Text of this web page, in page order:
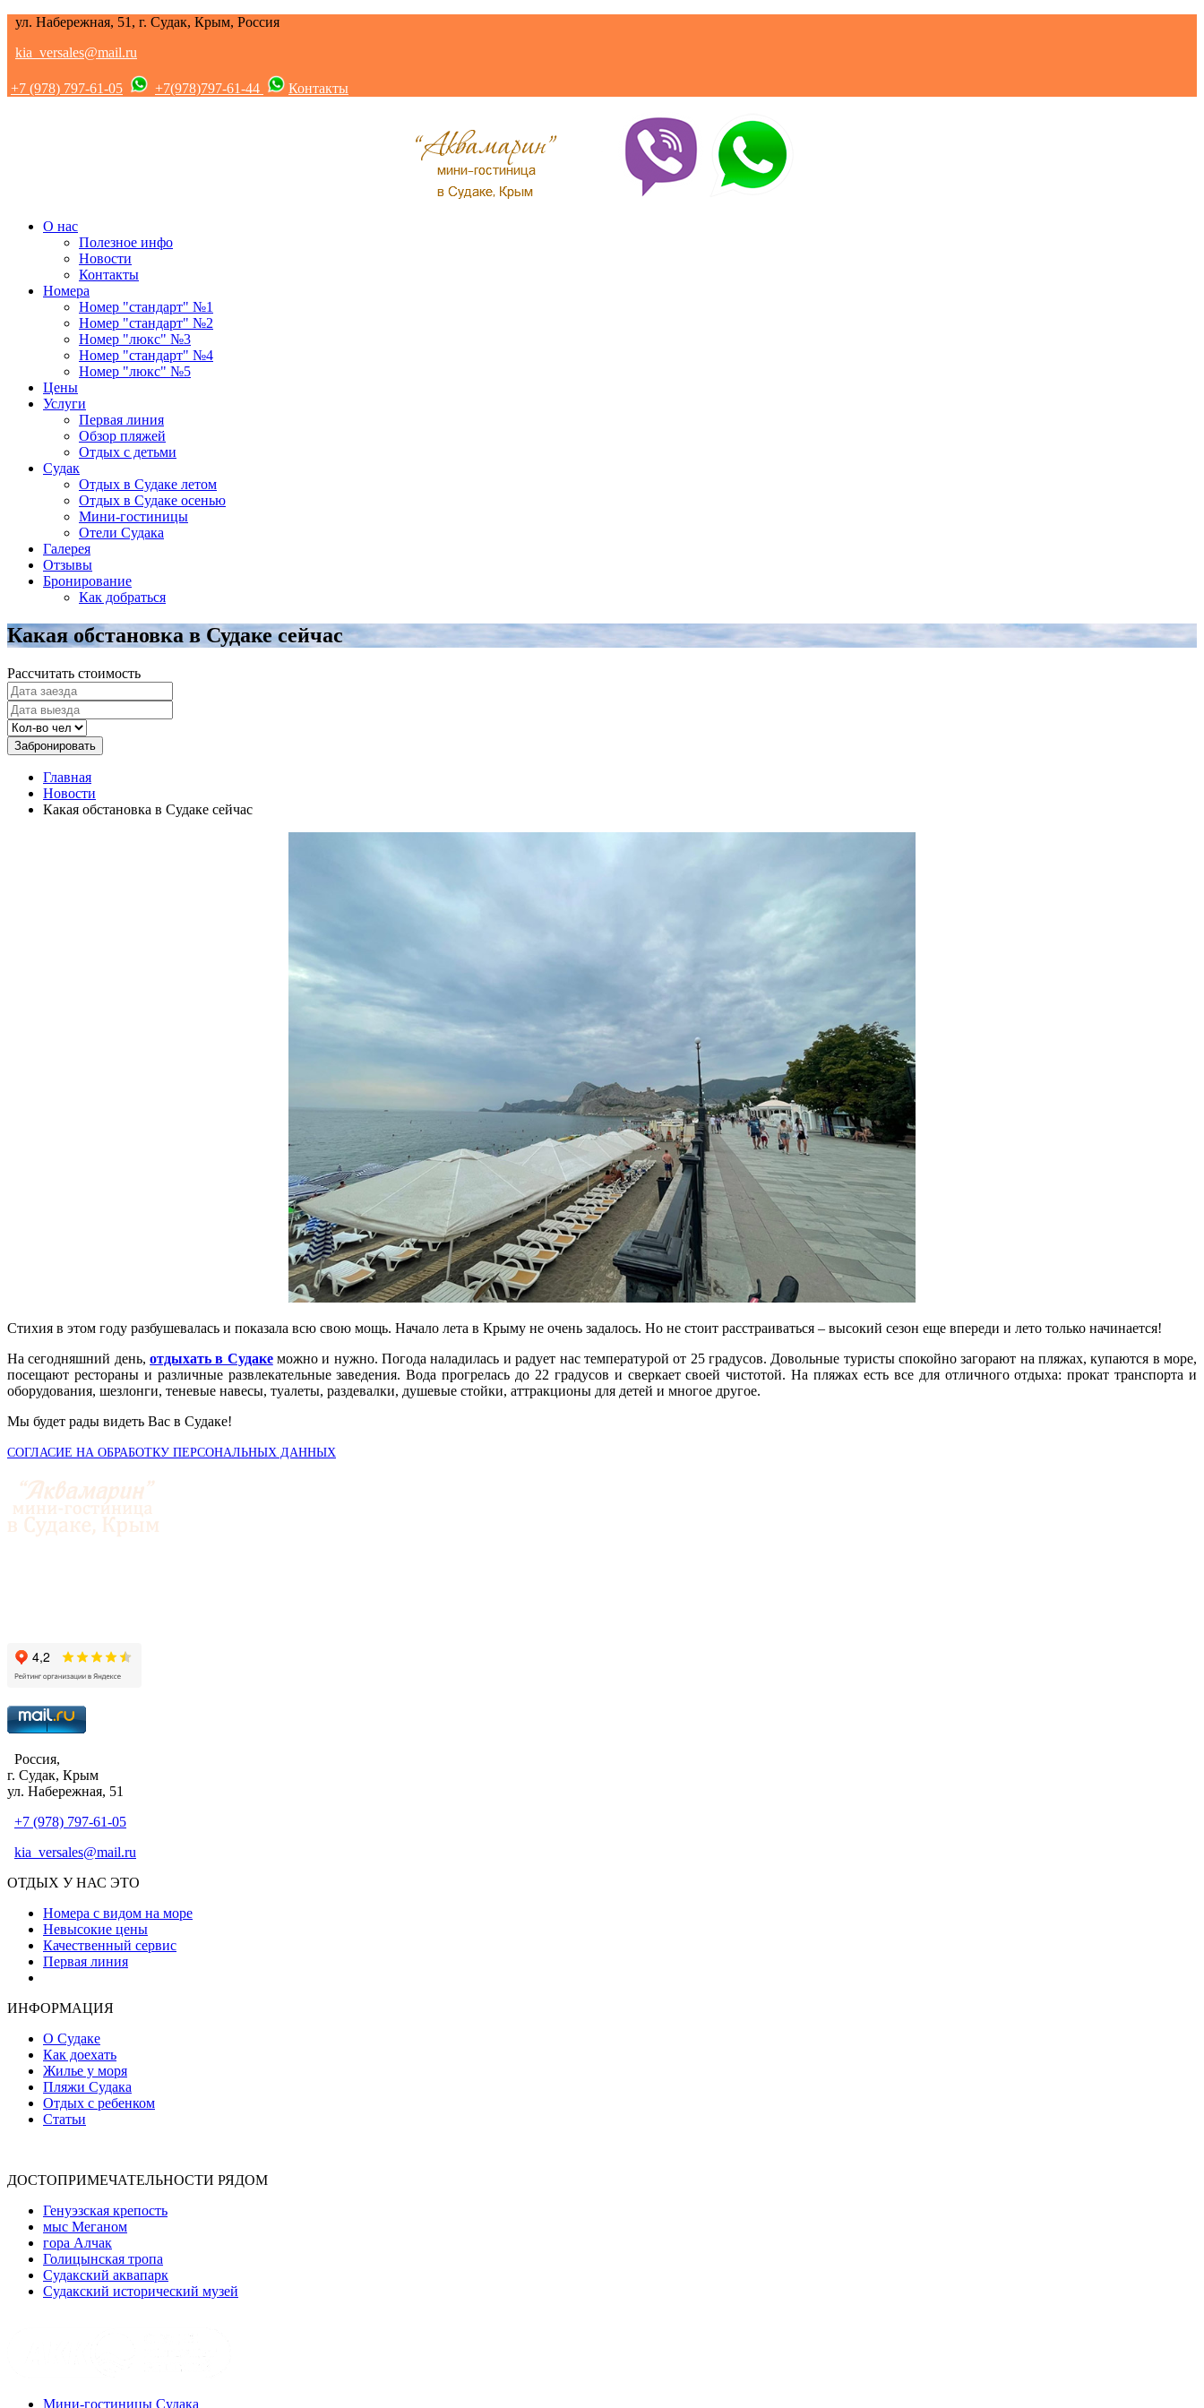
ул. Набережная, 51, г. Судак, Крым, Россия
kia_versales@mail.ru
+7 (978) 797-61-05 +7(978)797-61-44 Контакты
О нас
Полезное инфо
Новости
Контакты
Номера
Номер "стандарт" №1
Номер "стандарт" №2
Номер "люкс" №3
Номер "стандарт" №4
Номер "люкс" №5
Цены
Услуги
Первая линия
Обзор пляжей
Отдых с детьми
Судак
Отдых в Судаке летом
Отдых в Судаке осенью
Мини-гостиницы
Отели Судака
Галерея
Отзывы
Бронирование
Как добраться
Какая обстановка в Судаке сейчас
Рассчитать стоимость
Забронировать
Главная
Новости
Какая обстановка в Судаке сейчас
Стихия в этом году разбушевалась и показала всю свою мощь. Начало лета в Крыму не очень задалось. Но не стоит расстраиваться – высокий сезон еще впереди и лето только начинается!
На сегодняшний день,отдыхать в Судакеможно и нужно. Погода наладилась и радует нас температурой от 25 градусов. Довольные туристы спокойно загорают на пляжах, купаются в море,
посещают рестораны и различные развлекательные заведения. Вода прогрелась до 22 градусов и сверкает своей чистотой. На пляжах есть все для отличного отдыха: прокат транспорта и
оборудования, шезлонги, теневые навесы, туалеты, раздевалки, душевые стойки, аттракционы для детей и многое другое.
Мы будет рады видеть Вас в Судаке!
СОГЛАСИЕ НА ОБРАБОТКУ ПЕРСОНАЛЬНЫХ ДАННЫХ
Россия,
г. Судак, Крым
ул. Набережная, 51
+7 (978) 797-61-05
kia_versales@mail.ru
ОТДЫХ У НАС ЭТО
Номера с видом на море
Невысокие цены
Качественный сервис
Первая линия
ИНФОРМАЦИЯ
О Судаке
Как доехать
Жилье у моря
Пляжи Судака
Отдых с ребенком
Статьи
ДОСТОПРИМЕЧАТЕЛЬНОСТИ РЯДОМ
Генуэзская крепость
мыс Меганом
гора Алчак
Голицынская тропа
Судакский аквапарк
Судакский исторический музей
Мини-гостиницы Судака